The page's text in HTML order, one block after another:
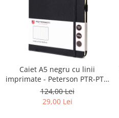
Caiet A5 negru cu linii
imprimate - Peterson PTR-PTN
NOT-6-LN-Q2-8631
124,00 Lei
29,00 Lei